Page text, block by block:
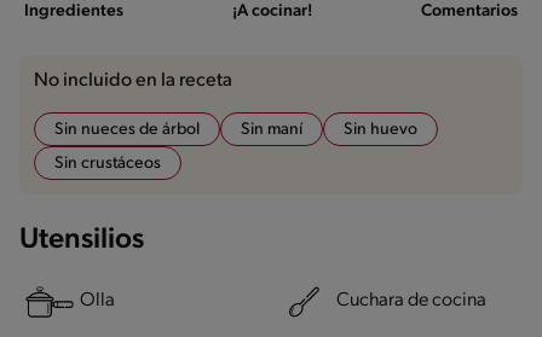
Ingredientes ¡A cocinar! Comentarios
No incluido en la receta
Sin nueces de árbol Sin maní
Sin huevo
Sin crustáceos
Utensilios
Olla Cuchara de cocina